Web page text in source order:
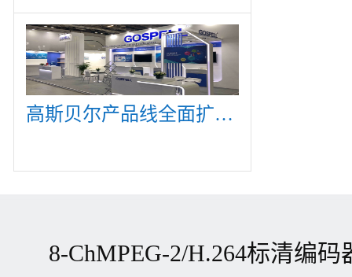
高斯贝尔产品线全面扩展，众多新产品亮相CommunicAsia 2019
8-ChMPEG-2/H.264标清编码